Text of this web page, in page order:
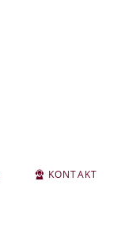
KONTAKT